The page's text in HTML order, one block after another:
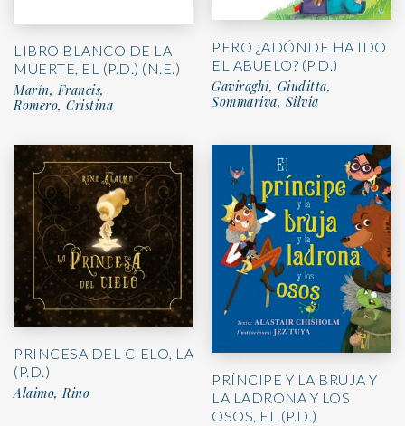
LIBRO BLANCO DE LA
MUERTE, EL (P.D.) (N.E.)
Marín, Francis,
Romero, Cristina
PERO ¿ADÓNDE HA IDO
EL ABUELO? (P.D.)
Gaviraghi, Giuditta,
Sommariva, Silvia
PRINCESA DEL CIELO, LA
(P.D.)
Alaimo, Rino
PRÍNCIPE Y LA BRUJA Y
LA LADRONA Y LOS
OSOS, EL (P.D.)